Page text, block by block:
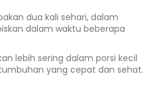
dua kali sehari, dalam
dalam waktu beberapa
lebih sering dalam porsi kecil
yang cepat dan sehat.